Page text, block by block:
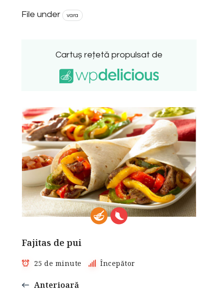
File under vara
Cartuș rețetă propulsat de
Fajitas de pui
25 de minute Începător
Anterioară